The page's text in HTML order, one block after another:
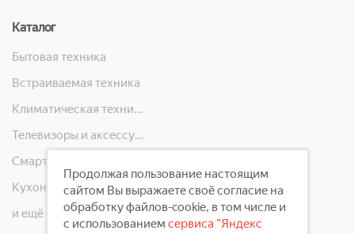
Каталог
Бытовая техника
Встраиваемая техника
Климатическая техника
Телевизоры и аксессуары
Кухонная техника
и ещё 10 категорий
Продолжая пользование настоящим
сайтом Вы выражаете своё согласие на
обработку файлов-cookie, в том числе и
с использованием сервиса "Яндекс